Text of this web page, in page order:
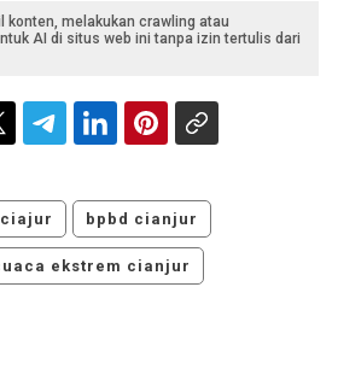
konten, melakukan crawling atau
AI di situs web ini tanpa izin tertulis dari
bpbd cianjur
ekstrem cianjur